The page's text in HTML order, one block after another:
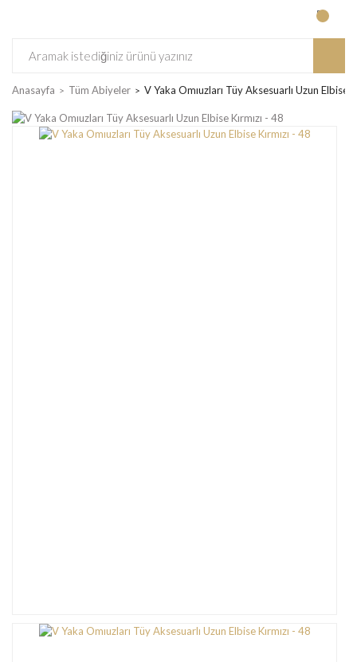
Anasayfa Tüm Abiyeler V Yaka Omıuzları Tüy Aksesuarlı Uzun Elbise